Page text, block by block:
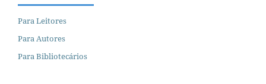
Para Leitores
Para Autores
Para Bibliotecários